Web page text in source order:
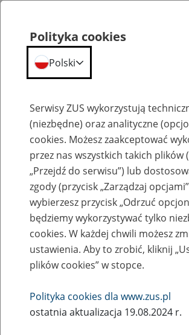
Szkolenia
Zaproś ZUS do siebie: eZUS,
rezerwowane, e-wizyty,
Rodzaj wydarzenia
Szkolenia
Polityka cookies
Polski
Serwisy ZUS wykorzystują
(niezbędne) oraz analityczne
cookies. Możesz zaakceptować
przez nas wszystkich takich plików
„Przejdź do serwisu”) lub
zgody (przycisk „Zarządzaj
wybierzesz przycisk „Odrzuć
będziemy wykorzystywać tylko
cookies. W każdej chwili możesz
ustawienia. Aby to zrobić, kliknij
plików cookies” w stopce.
Polityka cookies dla www.zus.pl
ostatnia aktualizacja 19.08.2024 r.